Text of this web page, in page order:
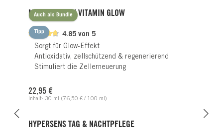
Tipp
Auch als Bundle
4.85 von 5
MIRACLE MASK VITAMIN GLOW
Sorgt für Glow-Effekt
Antioxidativ, zellschützend & regenerierend
Stimuliert die Zellerneuerung
Inhalt: 30 ml (76,50 € / 100 ml)
22,95 €
HYPERSENS TAG & NACHTPFLEGE